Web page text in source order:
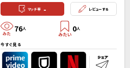
マッチ率 - レビューする
76人 0人
今すぐ見る